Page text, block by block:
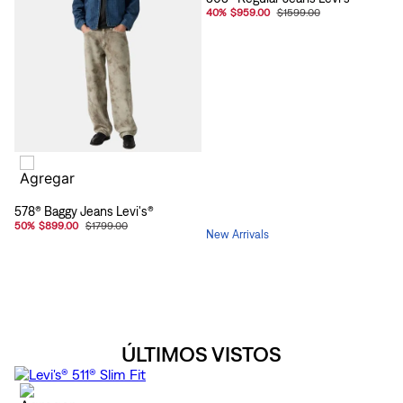
578® Baggy Jeans Levi's®
50% $899.00 $1799.00
40% $959.00 $1599.00
New Arrivals
ÚLTIMOS VISTOS